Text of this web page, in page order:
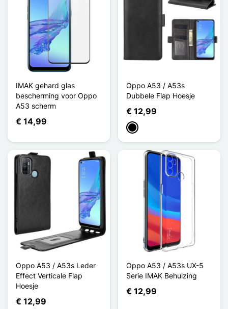
IMAK gehard glas
bescherming voor Oppo
A53 scherm
€ 14,99
Oppo A53 / A53s
Dubbele Flap Hoesje
€ 12,99
Zwart
Oppo A53 / A53s Leder
Effect Verticale Flap
Hoesje
€ 12,99
Oppo A53 / A53s UX-5
Serie IMAK Behuizing
€ 12,99